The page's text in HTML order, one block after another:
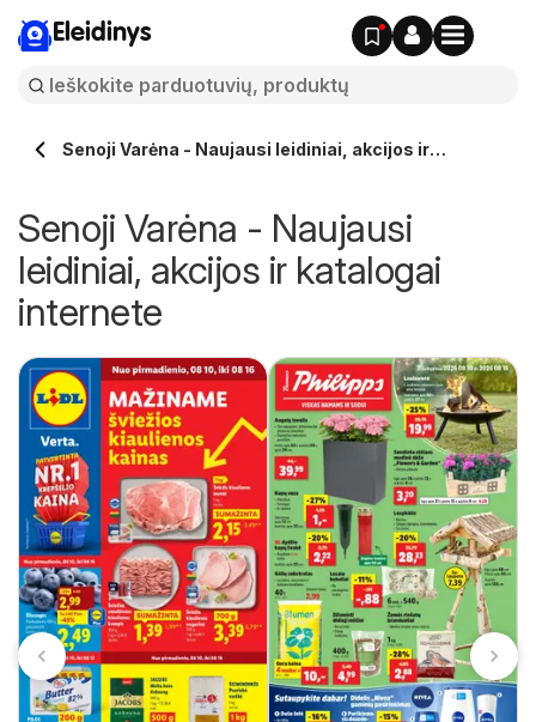
Eleidinys
Senoji Varėna - Naujausi leidiniai, akcijos ir
Senoji Varėna - Naujausi
leidiniai, akcijos ir katalogai
internete